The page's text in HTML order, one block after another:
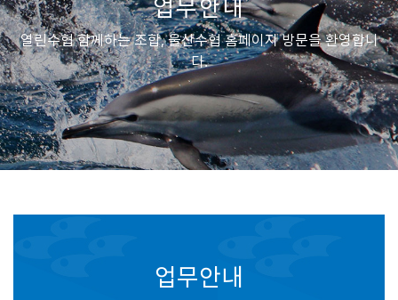
업무안내
열린수협 함께하는 조합, 울산수협 홈페이지 방문을 환영합니
다.
업무안내